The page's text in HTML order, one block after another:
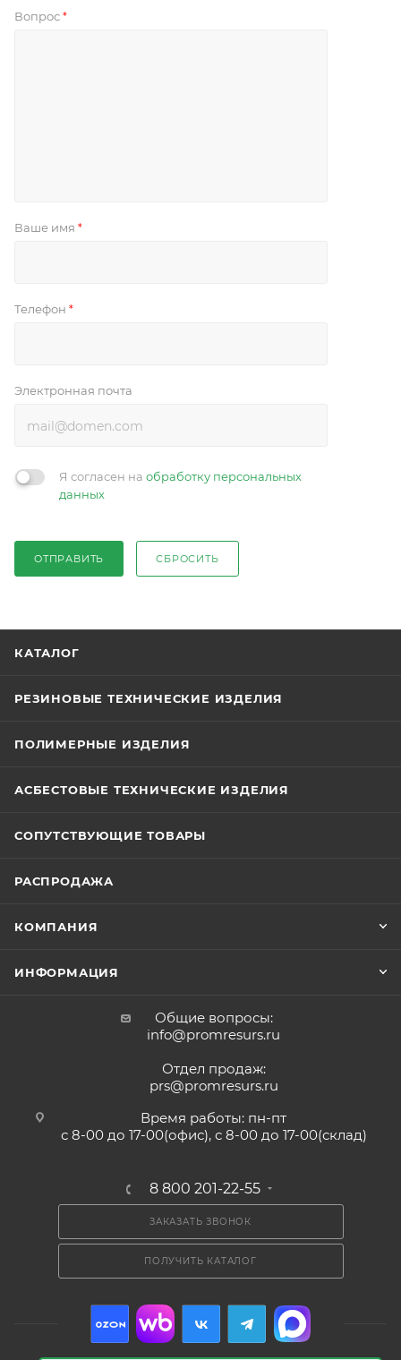
Вопрос *
Ваше имя *
Телефон *
Электронная почта
Я согласен на обработку персональных
данных
ОТПРАВИТЬ СБРОСИТЬ
КАТАЛОГ
РЕЗИНОВЫЕ ТЕХНИЧЕСКИЕ ИЗДЕЛИЯ
ПОЛИМЕРНЫЕ ИЗДЕЛИЯ
АСБЕСТОВЫЕ ТЕХНИЧЕСКИЕ ИЗДЕЛИЯ
СОПУТСТВУЮЩИЕ ТОВАРЫ
РАСПРОДАЖА
КОМПАНИЯ
ИНФОРМАЦИЯ
Общие вопросы:
info@promresurs.ru
Отдел продаж:
prs@promresurs.ru
Время работы: пн-пт
с 8-00 до 17-00(офис), с 8-00 до 17-00(склад)
8 800 201-22-55
ЗАКАЗАТЬ ЗВОНОК
ПОЛУЧИТЬ КАТАЛОГ